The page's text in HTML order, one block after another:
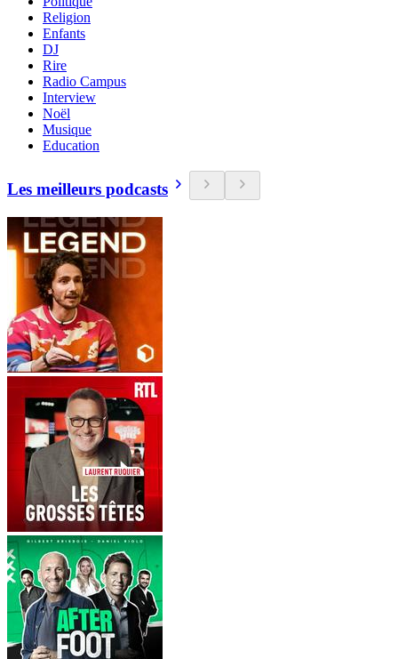
Religion
Enfants
DJ
Rire
Radio Campus
Interview
Noël
Musique
Education
Les meilleurs podcasts